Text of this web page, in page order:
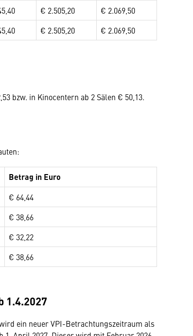
€ 2.505,20
€ 2.069,50
€ 2.505,20 € 2.069,50
bzw. in Kinocentern ab 2 Sälen € 50,13.
Betrag in Euro
€ 64,44
€ 38,66
€ 32,22
€ 38,66
1.4.2027
ein neuer VPI-Betrachtungszeitraum als